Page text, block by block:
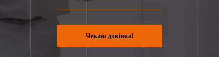
Чекаю дзвінка!